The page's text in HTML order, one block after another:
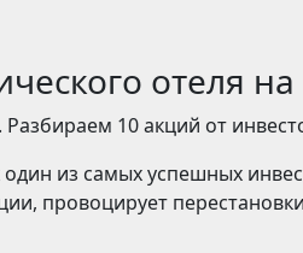
отеля
10 акций от
один из самых успешных
провоцирует